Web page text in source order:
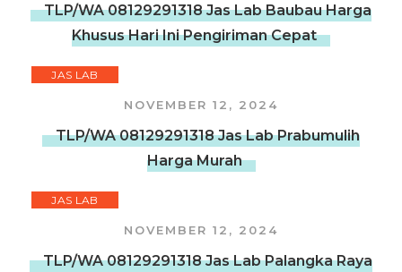
TLP/WA 08129291318 Jas Lab Baubau Harga
Khusus Hari Ini Pengiriman Cepat
JAS LAB
NOVEMBER 12, 2024
TLP/WA 08129291318 Jas Lab Prabumulih
Harga Murah
JAS LAB
NOVEMBER 12, 2024
TLP/WA 08129291318 Jas Lab Palangka Raya